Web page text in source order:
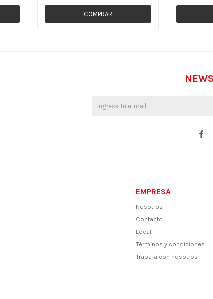
EMPRESA
Nosotros
Contacto
Local
Términos y condiciones
Trabaja con nosotros
